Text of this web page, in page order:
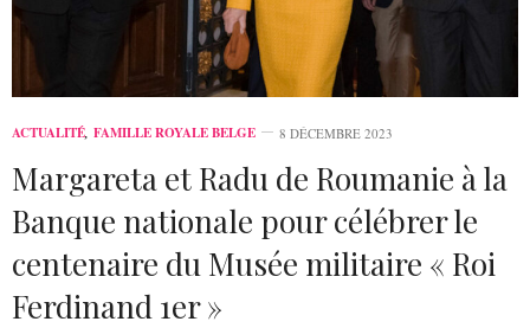
ACTUALITÉ, FAMILLE ROYALE BELGE 8 DÉCEMBRE 2023
Margareta et Radu de Roumanie à la
Banque nationale pour célébrer le
centenaire du Musée militaire « Roi
Ferdinand 1er »